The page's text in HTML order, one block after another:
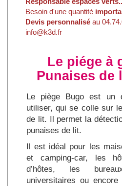
Besoin d'une quantité
Devis personnalisé au
info@k3d.fr
Le piége à
Punaises de
Le piège Bugo est un
utiliser, qui se colle sur
de lit. Il permet la
punaises de lit.
Il est idéal pour les
et camping-car, les
d’hôtes, les
universitaires ou encore